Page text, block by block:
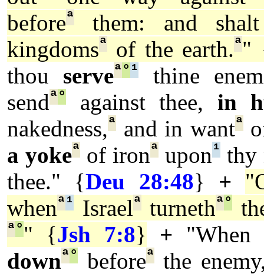
beforeª
them: and
kingdomsª of the earth.ª"
thou serveª° ¹
thine
sendª° against thee, in
nakedness,ª and in wantª
a yokeª of ironª upon¹ thy
thee." {Deu 28:48} +
whenª¹ Israelª turnethª°
ª°" {Jsh 7:8} +
"When
downª° beforeªthe